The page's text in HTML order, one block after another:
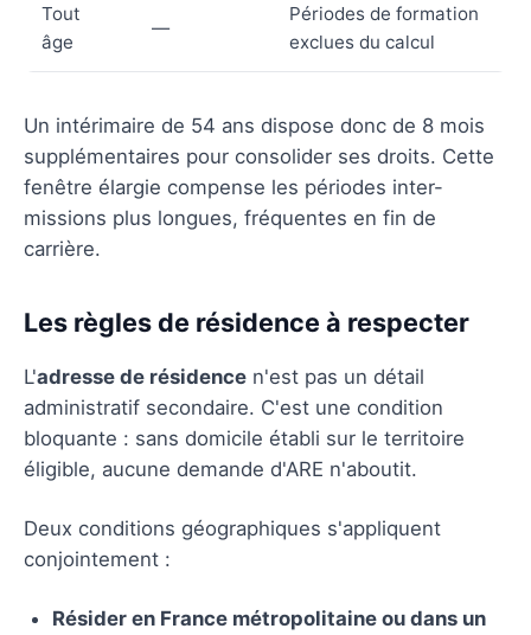
Tout
âge
—
Périodes de formation
exclues du calcul
Un intérimaire de 54 ans dispose donc de 8 mois
supplémentaires pour consolider ses droits. Cette
fenêtre élargie compense les périodes inter-
missions plus longues, fréquentes en fin de
carrière.
Les règles de résidence à respecter
L'adresse de résidence n'est pas un détail
administratif secondaire. C'est une condition
bloquante : sans domicile établi sur le territoire
éligible, aucune demande d'ARE n'aboutit.
Deux conditions géographiques s'appliquent
conjointement :
Résider en France métropolitaine ou dans un